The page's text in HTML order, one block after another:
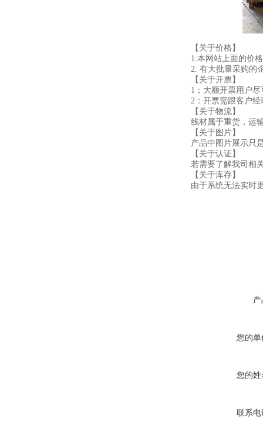
【关于价格】
1:本网站上面的价
2: 有大批量采购的
【关于开票】
1；大额开票用户
2：开票需跟客户
【关于物流】
线材属于重货，运
【关于图片】
产品中图片展示只
【关于认证】
若需要了解我司相
【关于库存】
由于系统无法实时
您的单
您的姓
联系电